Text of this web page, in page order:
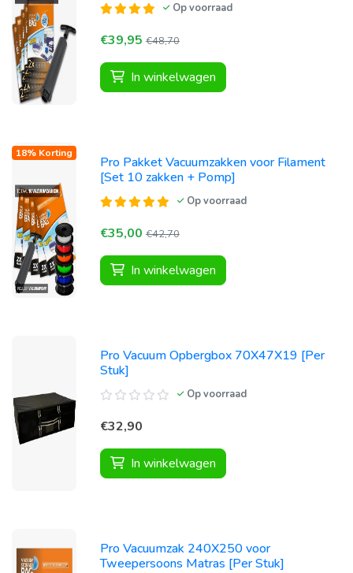
Op voorraad
€39,95 €48,70
In winkelwagen
18% Korting
Pro Pakket Vacuumzakken voor Filament
[Set 10 zakken + Pomp]
Op voorraad
€35,00 €42,70
In winkelwagen
Pro Vacuum Opbergbox 70X47X19 [Per
Stuk]
Op voorraad
€32,90
In winkelwagen
Pro Vacuumzak 240X250 voor
Tweepersoons Matras [Per Stuk]